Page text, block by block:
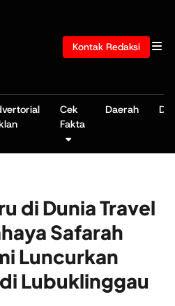
Kontak Redaksi
Cek
Fakta
Daerah
di Dunia Travel
Safarah
Luncurkan
Lubuklinggau